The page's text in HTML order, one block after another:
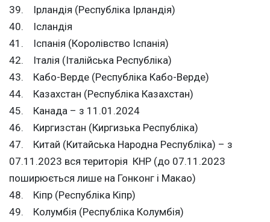
39. Ірландія (Республіка Ірландія)
40. Ісландія
41. Іспанія (Королівство Іспанія)
42. Італія (Італійська Республіка)
43. Кабо-Верде (Республіка Кабо-Верде)
44. Казахстан (Республіка Казахстан)
45. Канада – з 11.01.2024
46. Киргизстан (Киргизька Республіка)
47. Китай (Китайська Народна Республіка) – з
07.11.2023 вся територія КНР (до 07.11.2023
поширюється лише на Гонконг і Макао)
48. Кіпр (Республіка Кіпр)
49. Колумбія (Республіка Колумбія)